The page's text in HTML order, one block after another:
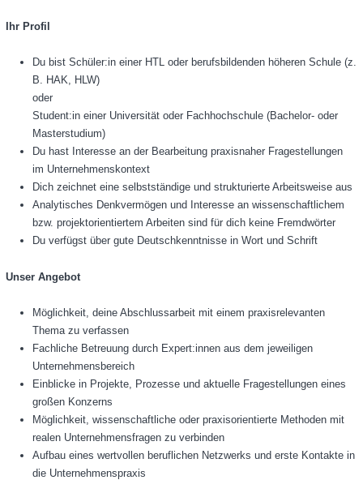
Ihr Profil
Du bist Schüler:in einer HTL oder berufsbildenden höheren Schule (z.
B. HAK, HLW)
oder
Student:in einer Universität oder Fachhochschule (Bachelor- oder
Masterstudium)
Du hast Interesse an der Bearbeitung praxisnaher Fragestellungen
im Unternehmenskontext
Dich zeichnet eine selbstständige und strukturierte Arbeitsweise aus
Analytisches Denkvermögen und Interesse an wissenschaftlichem
bzw. projektorientiertem Arbeiten sind für dich keine Fremdwörter
Du verfügst über gute Deutschkenntnisse in Wort und Schrift
Unser Angebot
Möglichkeit, deine Abschlussarbeit mit einem praxisrelevanten
Thema zu verfassen
Fachliche Betreuung durch Expert:innen aus dem jeweiligen
Unternehmensbereich
Einblicke in Projekte, Prozesse und aktuelle Fragestellungen eines
großen Konzerns
Möglichkeit, wissenschaftliche oder praxisorientierte Methoden mit
realen Unternehmensfragen zu verbinden
Aufbau eines wertvollen beruflichen Netzwerks und erste Kontakte in
die Unternehmenspraxis